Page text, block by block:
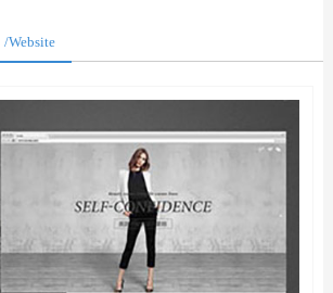
/Website